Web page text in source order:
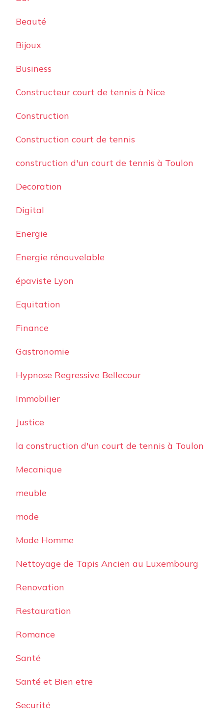
Beauté
Bijoux
Business
Constructeur court de tennis à Nice
Construction
Construction court de tennis
construction d'un court de tennis à Toulon
Decoration
Digital
Energie
Energie rénouvelable
épaviste Lyon
Equitation
Finance
Gastronomie
Hypnose Regressive Bellecour
Immobilier
Justice
la construction d'un court de tennis à Toulon
Mecanique
meuble
mode
Mode Homme
Nettoyage de Tapis Ancien au Luxembourg
Renovation
Restauration
Romance
Santé
Santé et Bien etre
Securité